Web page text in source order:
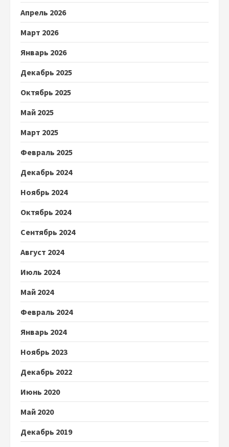
Апрель 2026
Март 2026
Январь 2026
Декабрь 2025
Октябрь 2025
Май 2025
Март 2025
Февраль 2025
Декабрь 2024
Ноябрь 2024
Октябрь 2024
Сентябрь 2024
Август 2024
Июль 2024
Май 2024
Февраль 2024
Январь 2024
Ноябрь 2023
Декабрь 2022
Июнь 2020
Май 2020
Декабрь 2019